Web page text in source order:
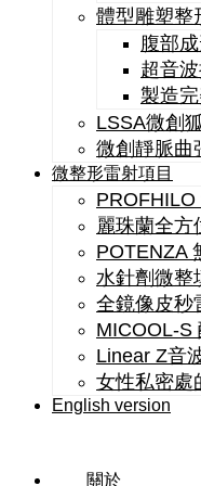
體型雕塑整
腹部
超音
製造
LSSA微創
微創靜脈曲
微整形雷射項目
麗珠蘭全方
POTENZA
水針劑微整
全鏡像皮秒
MICOOL-S
Linear Z音
女性私密處
English version
關於